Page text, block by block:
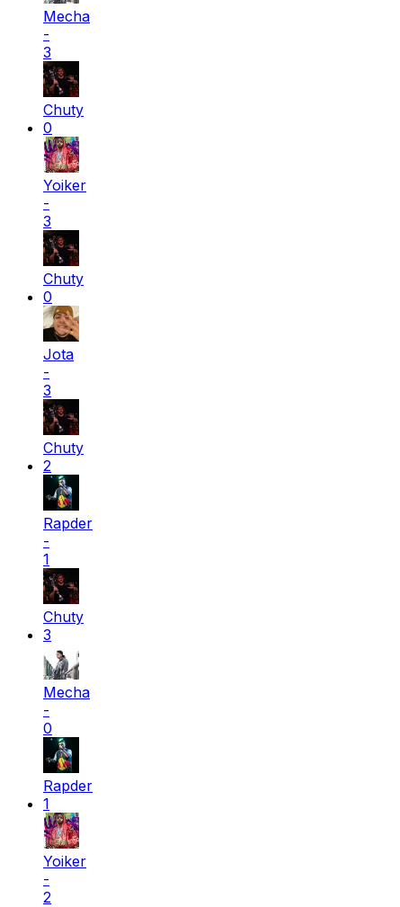
Mecha
-
3
Chuty
0
Yoiker
-
3
Chuty
0
Jota
-
3
Chuty
2
Rapder
-
1
Chuty
3
Mecha
-
0
Rapder
1
Yoiker
-
2